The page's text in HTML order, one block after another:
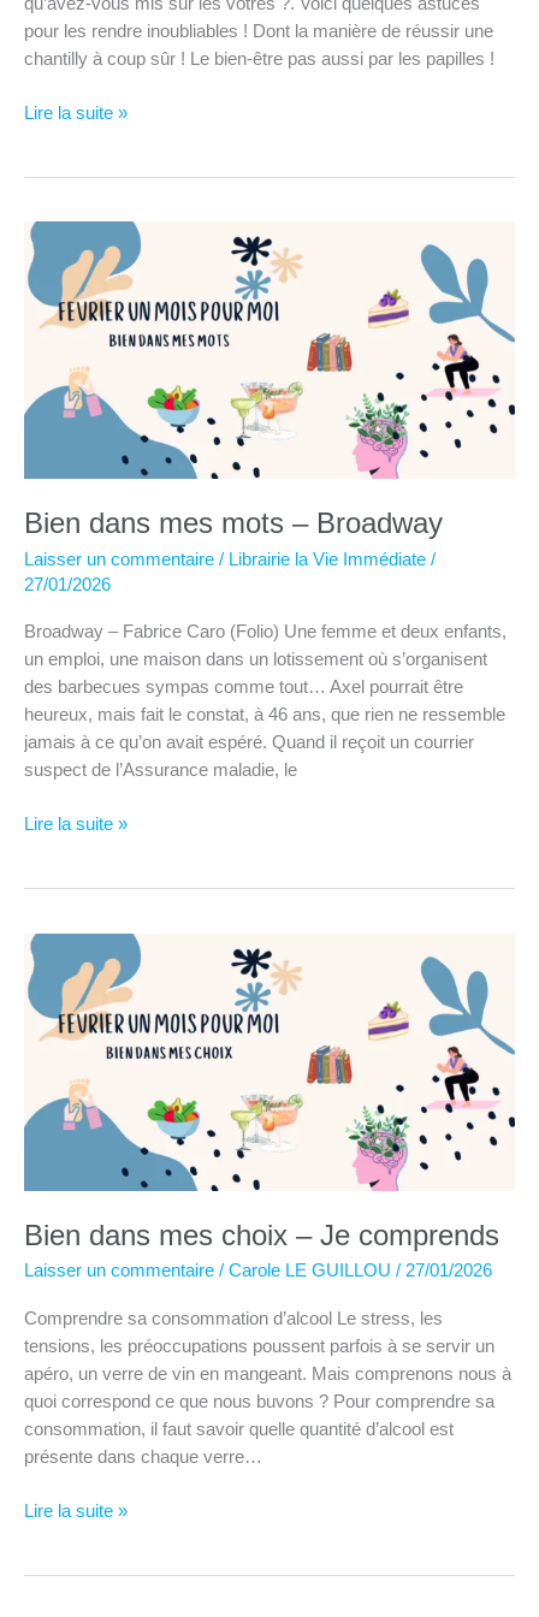
pour les rendre inoubliables ! Dont la manière de réussir une
chantilly à coup sûr ! Le bien-être pas aussi par les papilles !
Bien
–
c’est
le
jour
des
Lire la suite »
Bien dans mes mots – Broadway
Laisser un commentaire / Librairie la Vie Immédiate /
27/01/2026
Broadway – Fabrice Caro (Folio) Une femme et deux enfants,
un emploi, une maison dans un lotissement où s’organisent
des barbecues sympas comme tout… Axel pourrait être
heureux, mais fait le constat, à 46 ans, que rien ne ressemble
jamais à ce qu’on avait espéré. Quand il reçoit un courrier
suspect de l’Assurance maladie, le
Bien
–
Broadway
Lire la suite »
Bien dans mes choix – Je comprends
Laisser un commentaire / Carole LE GUILLOU / 27/01/2026
Comprendre sa consommation d’alcool Le stress, les
tensions, les préoccupations poussent parfois à se servir un
apéro, un verre de vin en mangeant. Mais comprenons nous à
quoi correspond ce que nous buvons ? Pour comprendre sa
consommation, il faut savoir quelle quantité d’alcool est
présente dans chaque verre…
Bien
Lire la suite »